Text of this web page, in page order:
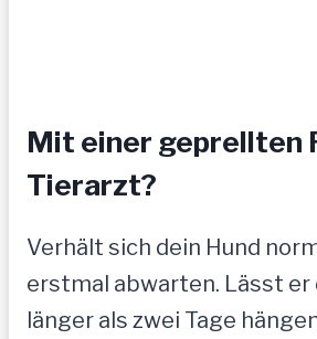
Mit einer geprellten
Tierarzt?
Verhält sich dein Hund
erstmal abwarten. Lässt er
länger als zwei Tage